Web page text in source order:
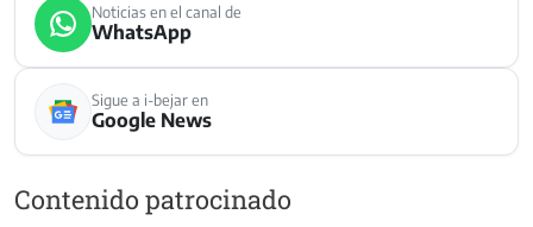
Noticias en el canal de
WhatsApp
Sigue a i-bejar en
Google News
Contenido patrocinado